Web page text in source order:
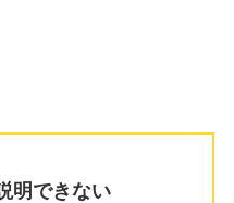
明できない